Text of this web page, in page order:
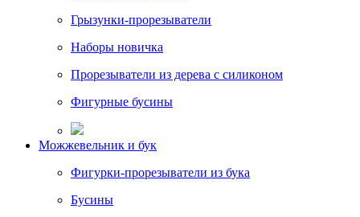
Грызунки-прорезыватели
Наборы новичка
Прорезыватели из дерева с силиконом
Фигурные бусины
Можжевельник и бук
Фигурки-прорезыватели из бука
Бусины